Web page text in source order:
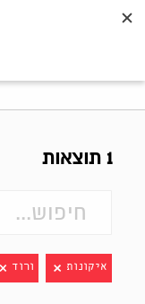
1 תוצאות
איקונות ורוד